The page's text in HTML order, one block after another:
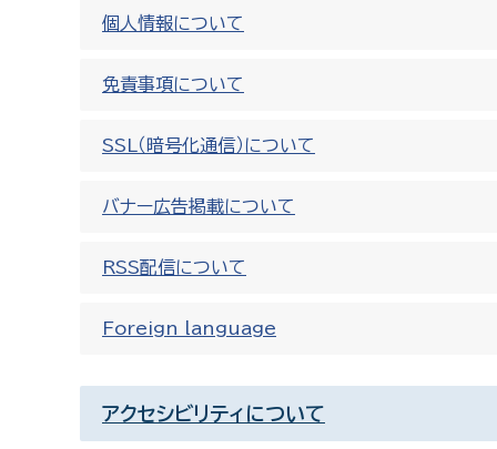
個人情報について
免責事項について
SSL（暗号化通信）について
バナー広告掲載について
RSS配信について
Foreign language
アクセシビリティについて